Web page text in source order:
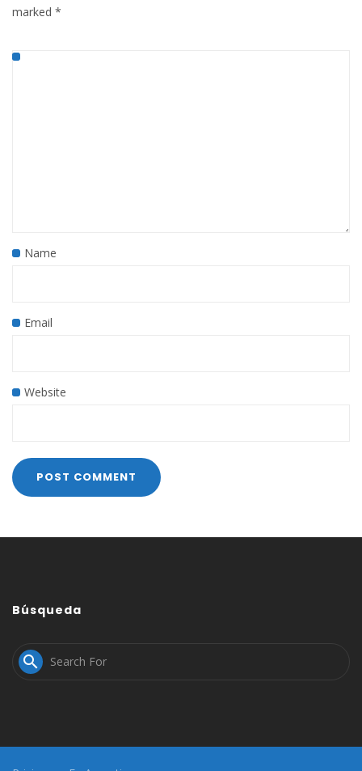
marked *
Name
Email
Website
Búsqueda
